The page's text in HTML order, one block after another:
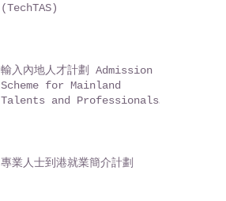
(TechTAS)
輸入內地人才計劃 Admission
Scheme for Mainland
Talents and Professionals
專業人士到港就業簡介計劃